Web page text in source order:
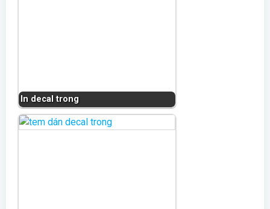
In decal trong